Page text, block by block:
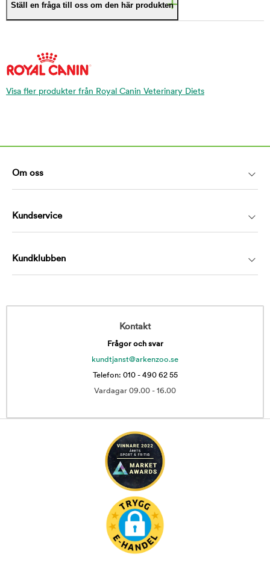
Ställ en fråga till oss om den här produkten
Visa fler produkter från Royal Canin Veterinary Diets
Om oss
Kundservice
Kundklubben
Kontakt
Frågor och svar
kundtjanst@arkenzoo.se
Telefon: 010 - 490 62 55
Vardagar 09.00 - 16.00